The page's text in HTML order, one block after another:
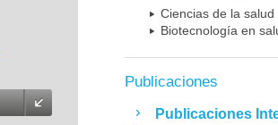
Ciencias de la salud
Biotecnología en
Publicaciones
Publicaciones